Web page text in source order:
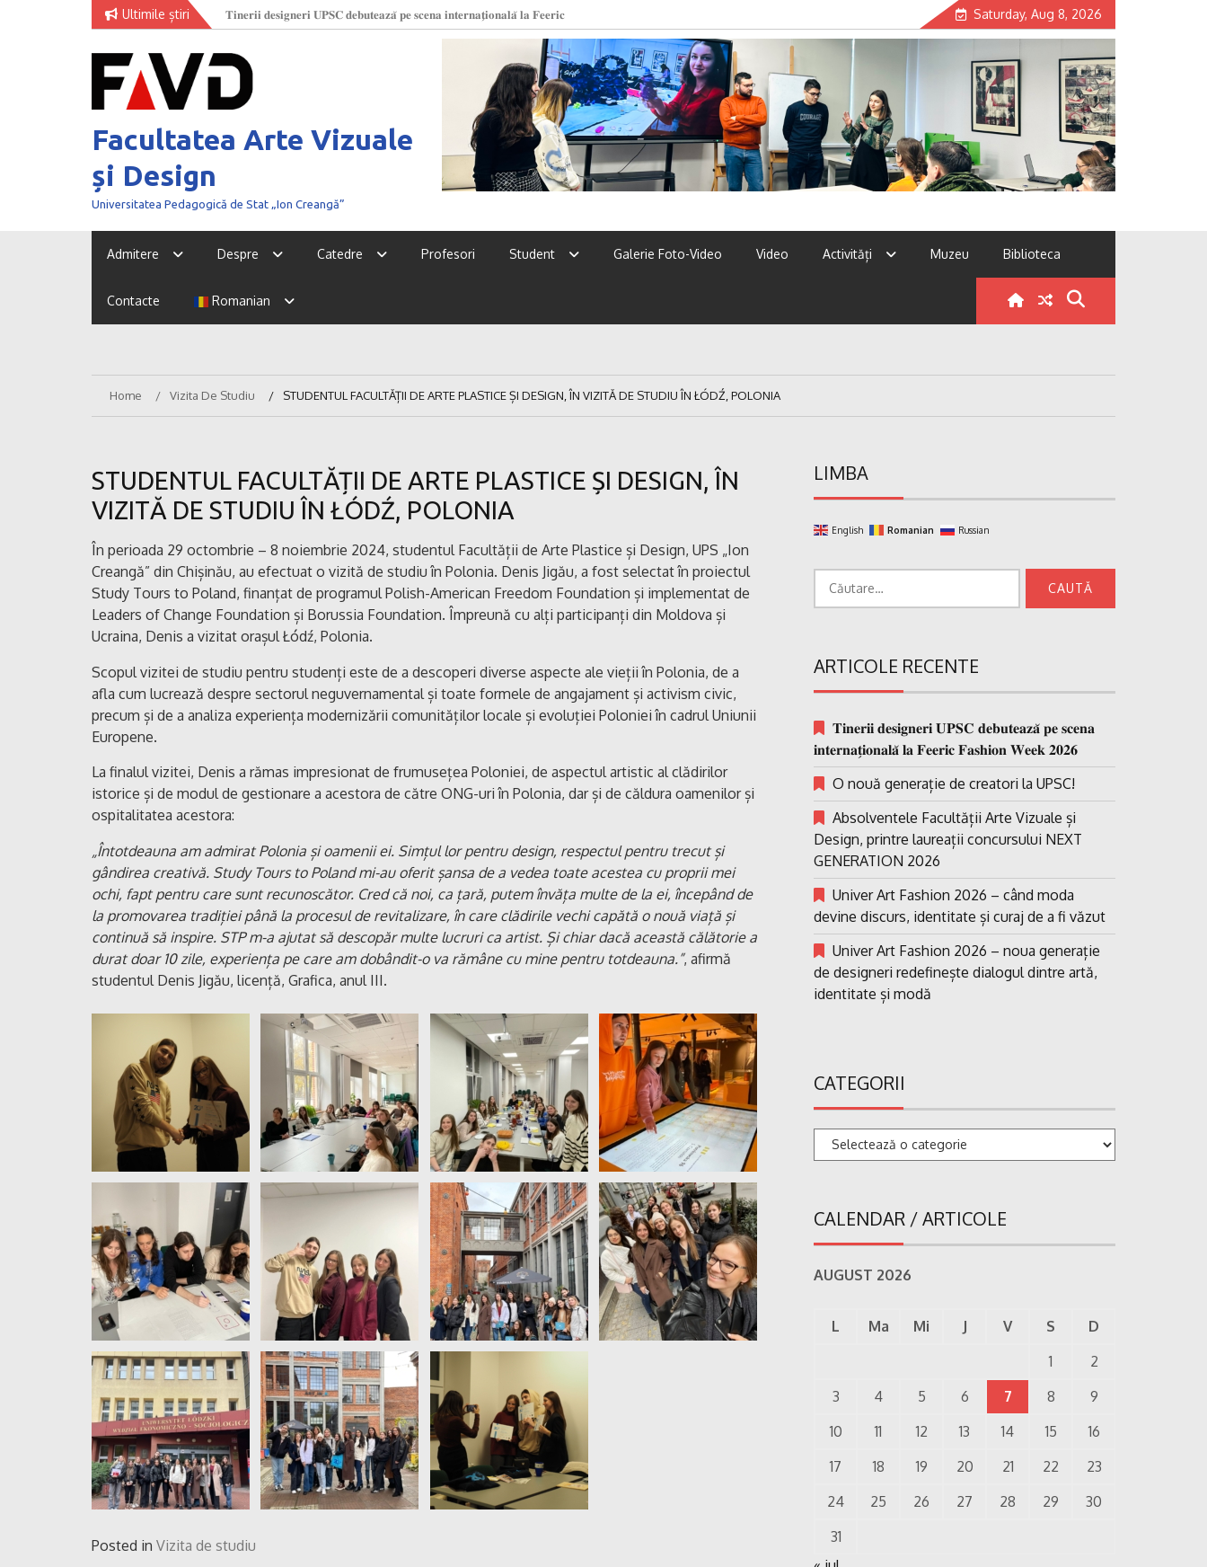
Ultimile știri
𝐓𝐢𝐧𝐞𝐫𝐢𝐢 𝐝𝐞𝐬𝐢𝐠𝐧𝐞𝐫𝐢 𝐔𝐏𝐒𝐂 𝐝𝐞𝐛𝐮𝐭𝐞𝐚𝐳𝐚̆ 𝐩𝐞 𝐬𝐜𝐞𝐧𝐚 𝐢𝐧𝐭𝐞𝐫𝐧𝐚𝐭̗𝐢𝐨𝐧𝐚𝐥𝐚̆ 𝐥𝐚 𝐅𝐞𝐞𝐫𝐢𝐜
𝐅𝐚𝐬𝐡𝐢𝐨𝐧 𝐖𝐞𝐞𝐤 𝟐𝟎𝟐𝟔
O nouă generație de creatori la UPSC! Saturday, Aug 8, 2026
Facultatea Arte Vizuale
și Design
Universitatea Pedagogică de Stat „Ion Creangă”
Admitere Despre Catedre Profesori Student Galerie Foto-Video Video Activități Muzeu Biblioteca
Contacte Romanian
Home Vizita De Studiu STUDENTUL FACULTĂȚII DE ARTE PLASTICE ȘI DESIGN, ÎN VIZITĂ DE STUDIU ÎN ŁÓDŹ, POLONIA
STUDENTUL FACULTĂȚII DE ARTE PLASTICE ȘI DESIGN, ÎN
VIZITĂ DE STUDIU ÎN ŁÓDŹ, POLONIA
În perioada 29 octombrie – 8 noiembrie 2024, studentul Facultății de Arte Plastice și Design, UPS „Ion
Creangă” din Chișinău, au efectuat o vizită de studiu în Polonia. Denis Jigău, a fost selectat în proiectul
Study Tours to Poland, finanțat de programul Polish-American Freedom Foundation și implementat de
Leaders of Change Foundation și Borussia Foundation. Împreună cu alți participanți din Moldova și
Ucraina, Denis a vizitat orașul Łódź, Polonia.
Scopul vizitei de studiu pentru studenți este de a descoperi diverse aspecte ale vieții în Polonia, de a
afla cum lucrează despre sectorul neguvernamental și toate formele de angajament și activism civic,
precum și de a analiza experiența modernizării comunităților locale și evoluției Poloniei în cadrul Uniunii
Europene.
La finalul vizitei, Denis a rămas impresionat de frumusețea Poloniei, de aspectul artistic al clădirilor
istorice și de modul de gestionare a acestora de către ONG-uri în Polonia, dar și de căldura oamenilor și
ospitalitatea acestora:
„Întotdeauna am admirat Polonia și oamenii ei. Simțul lor pentru design, respectul pentru trecut și
gândirea creativă. Study Tours to Poland mi-au oferit șansa de a vedea toate acestea cu proprii mei
ochi, fapt pentru care sunt recunoscător. Cred că noi, ca țară, putem învăța multe de la ei, începând de
la promovarea tradiției până la procesul de revitalizare, în care clădirile vechi capătă o nouă viață și
continuă să inspire. STP m-a ajutat să descopăr multe lucruri ca artist. Și chiar dacă această călătorie a
durat doar 10 zile, experiența pe care am dobândit-o va rămâne cu mine pentru totdeauna.”, afirmă
studentul Denis Jigău, licență, Grafica, anul III.
Posted in Vizita de studiu
LIMBA
English Romanian Russian
ARTICOLE RECENTE
𝐓𝐢𝐧𝐞𝐫𝐢𝐢 𝐝𝐞𝐬𝐢𝐠𝐧𝐞𝐫𝐢 𝐔𝐏𝐒𝐂 𝐝𝐞𝐛𝐮𝐭𝐞𝐚𝐳𝐚̆ 𝐩𝐞 𝐬𝐜𝐞𝐧𝐚
𝐢𝐧𝐭𝐞𝐫𝐧𝐚𝐭̗𝐢𝐨𝐧𝐚𝐥𝐚̆ 𝐥𝐚 𝐅𝐞𝐞𝐫𝐢𝐜 𝐅𝐚𝐬𝐡𝐢𝐨𝐧 𝐖𝐞𝐞𝐤 𝟐𝟎𝟐𝟔
O nouă generație de creatori la UPSC!
Absolventele Facultății Arte Vizuale și
Design, printre laureații concursului NEXT
GENERATION 2026
Univer Art Fashion 2026 – când moda
devine discurs, identitate și curaj de a fi văzut
Univer Art Fashion 2026 – noua generație
de designeri redefinește dialogul dintre artă,
identitate și modă
CATEGORII
Categorii
CALENDAR / ARTICOLE
AUGUST 2026
L Ma Mi J V S
D
1
2
3
4 5 6 7 8
9
10
11 12 13 14 15
16
17
18 19 20 21 22
23
24
25 26 27 28 29
30
31